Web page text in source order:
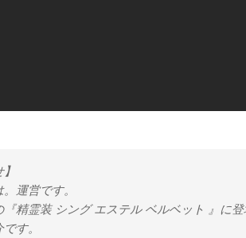
運営です。
『精霊装 シング エステル ベルベット 』に
す。